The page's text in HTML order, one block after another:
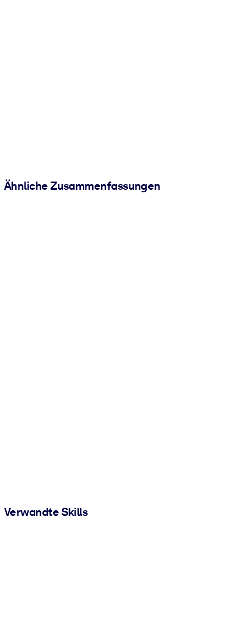
Ähnliche Zusammenfassungen
Verwandte Skills